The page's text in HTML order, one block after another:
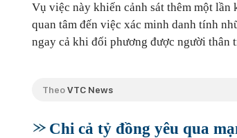
Vụ việc này khiến cảnh sát thêm một
quan tâm đến việc xác minh danh tính
ngay cả khi đối phương được người thân
TheoVTC News
Chi cả tỷ đồng yêu qua